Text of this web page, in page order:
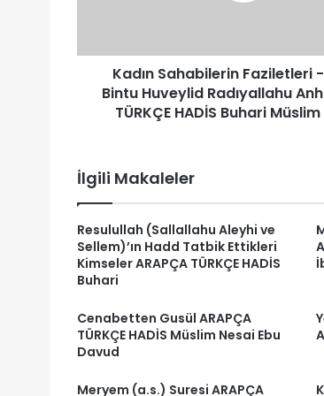
Anh
ARAPÇA
TÜRKÇE
Kadın Sahabilerin Faziletleri
Bintu Huveylid Radıyallahu Anh
TÜRKÇE HADİS Buhari
İlgili Makaleler
Resulullah (Sallallahu Aleyhi ve
Sellem)’ın Hadd Tatbik Ettikleri
Kimseler ARAPÇA TÜRKÇE HADİS
Buhari
Cenabetten Gusül ARAPÇA
TÜRKÇE HADİS Müslim Nesai Ebu
Davud
Meryem (a.s.) Suresi ARAPÇA